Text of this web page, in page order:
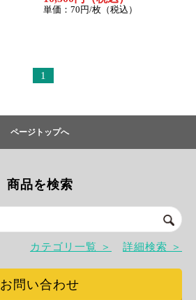
単価：70円/枚（税込）
1
ページトップへ
商品を検索
カテゴリ一覧 ＞ 詳細検索 ＞
お問い合わせ